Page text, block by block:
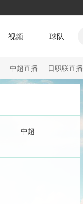
视频 球队
中超直播 日职联直播
中超